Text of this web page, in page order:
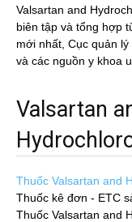
Valsartan and
biên tập và tổng hợp
mới nhất, Cục quản
và các nguồn y khoa
Valsartan
Thuốc Valsartan and
Thuốc kê đơn - ETC
Thuốc Valsartan and